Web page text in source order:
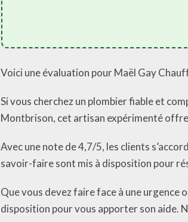
Voici une évaluation pour Maël Gay
Si vous cherchez un plombier fiable et
Montbrison, cet artisan expérimenté
Avec une note de 4,7/5, les clients
savoir-faire sont mis à disposition pour
Que vous devez faire face à une
disposition pour vous apporter son aide.